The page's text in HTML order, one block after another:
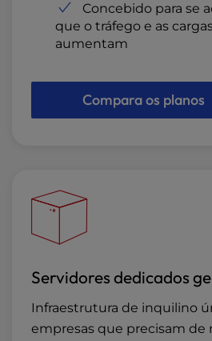
Concebido para se
que o tráfego e as
aumentam
Compara os planos
Servidores dedicados
Infraestrutura de inquilino
empresas que precisam de